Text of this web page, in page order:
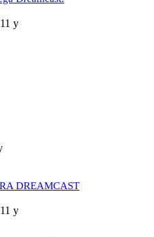
11 y
DREAMCAST
11 y